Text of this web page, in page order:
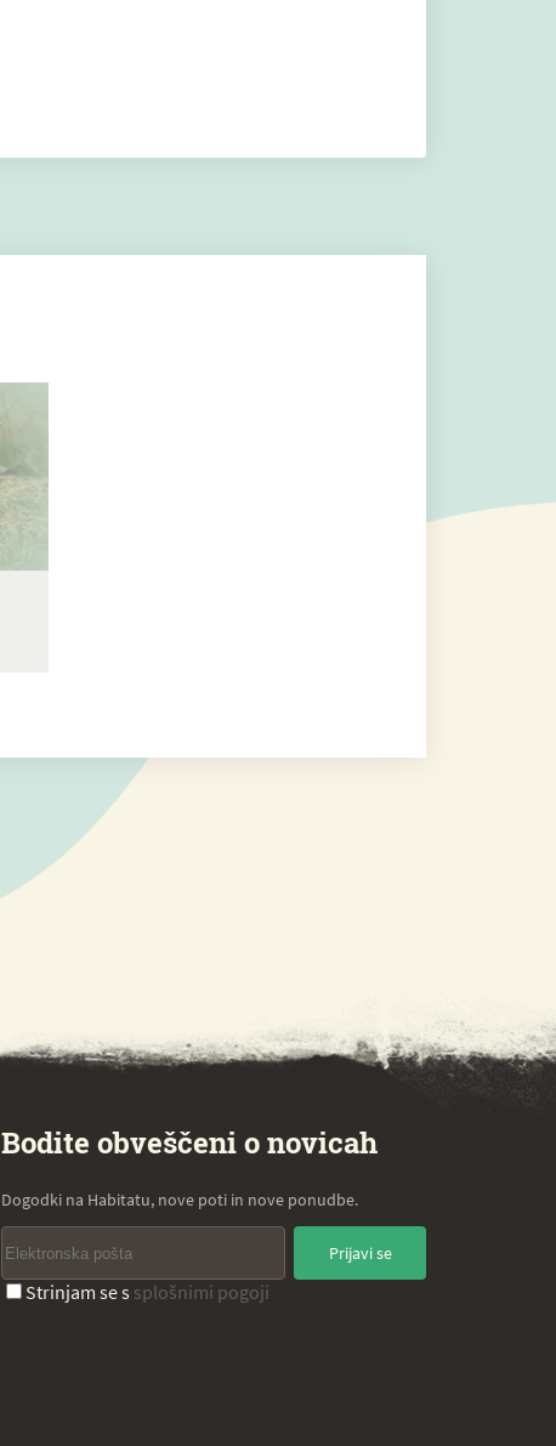
Bodite obveščeni o novicah
Dogodki na Habitatu, nove poti in nove ponudbe.
Prijavi se
Strinjam se s splošnimi pogoji